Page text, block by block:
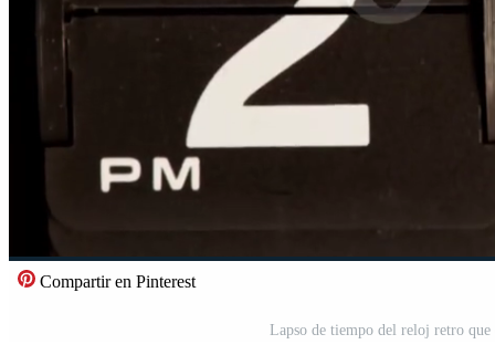
Compartir en Pinterest
Lapso de tiempo del reloj retro